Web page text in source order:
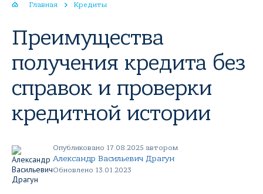
Главная Кредиты
Преимущества
получения кредита без
справок и проверки
кредитной истории
Опубликовано 17.08.2025 автором
Александр Васильевич Драгун
Обновлено 13.01.2023